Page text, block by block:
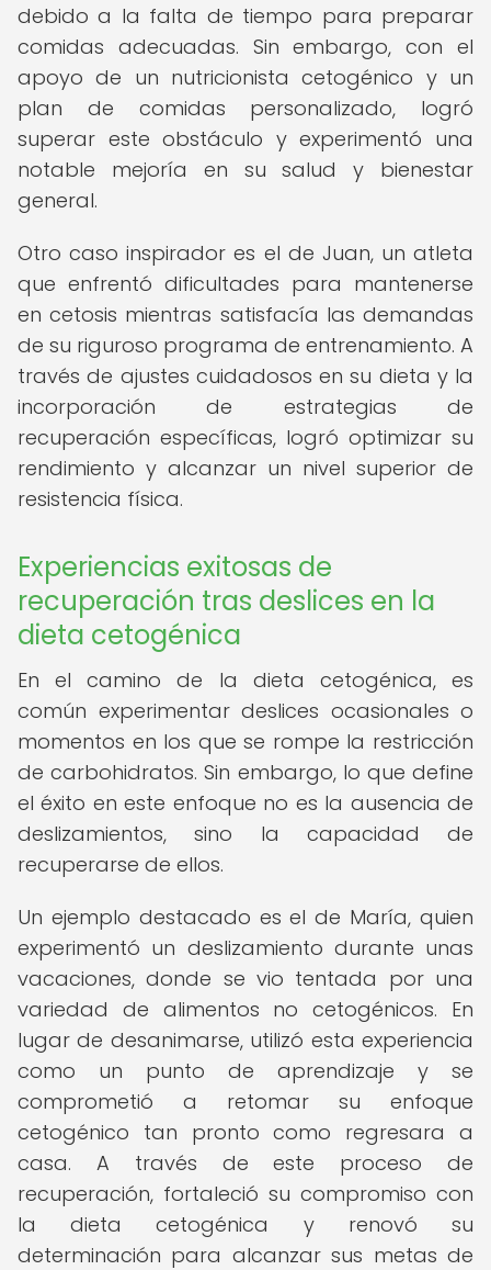
debido a la falta de tiempo para preparar
comidas adecuadas. Sin embargo, con el
apoyo de un nutricionista cetogénico y un
plan de comidas personalizado, logró
superar este obstáculo y experimentó una
notable mejoría en su salud y bienestar
general.
Otro caso inspirador es el de Juan, un atleta
que enfrentó dificultades para mantenerse
en cetosis mientras satisfacía las demandas
de su riguroso programa de entrenamiento. A
través de ajustes cuidadosos en su dieta y la
incorporación de estrategias de
recuperación específicas, logró optimizar su
rendimiento y alcanzar un nivel superior de
resistencia física.
Experiencias exitosas de
recuperación tras deslices en la
dieta cetogénica
En el camino de la dieta cetogénica, es
común experimentar deslices ocasionales o
momentos en los que se rompe la restricción
de carbohidratos. Sin embargo, lo que define
el éxito en este enfoque no es la ausencia de
deslizamientos, sino la capacidad de
recuperarse de ellos.
Un ejemplo destacado es el de María, quien
experimentó un deslizamiento durante unas
vacaciones, donde se vio tentada por una
variedad de alimentos no cetogénicos. En
lugar de desanimarse, utilizó esta experiencia
como un punto de aprendizaje y se
comprometió a retomar su enfoque
cetogénico tan pronto como regresara a
casa. A través de este proceso de
recuperación, fortaleció su compromiso con
la dieta cetogénica y renovó su
determinación para alcanzar sus metas de